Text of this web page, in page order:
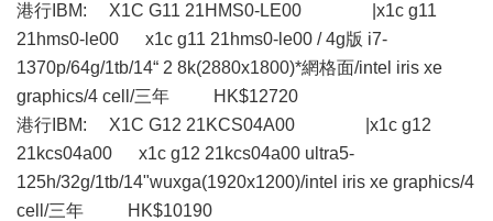
港行IBM: X1C G11 21HMS0-LE00 |x1c g11
21hms0-le00 x1c g11 21hms0-le00 / 4g版 i7-
1370p/64g/1tb/14“ 2 8k(2880x1800)*網格面/intel iris xe
graphics/4 cell/三年 HK$12720
港行IBM: X1C G12 21KCS04A00 |x1c g12
21kcs04a00 x1c g12 21kcs04a00 ultra5-
125h/32g/1tb/14"wuxga(1920x1200)/intel iris xe graphics/4
cell/三年 HK$10190